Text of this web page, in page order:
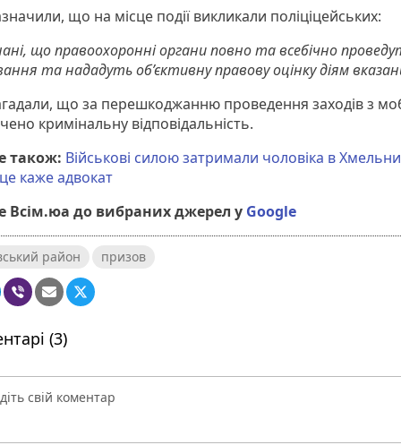
що на місце події викликали поліціцейських:
що правоохоронні органи повно та всебічно
та нададуть об’єктивну правову оцінку діям
що за перешкоджанню проведення заходів з
кримінальну відповідальність.
також: Військові силою затримали чоловіка в
каже адвокат
Всім.юа до вибраних джерел у Google
район призов
(3)